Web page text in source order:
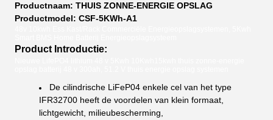
Productnaam: THUIS ZONNE-ENERGIE OPSLAG
Productmodel: CSF-5KWh-A1
Product Introductie:
De cilindrische LiFeP04 enkele cel van het type
IFR32700 heeft de voordelen van klein formaat,
lichtgewicht, milieubescherming,